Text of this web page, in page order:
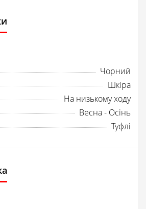
Чорний
Шкіра
На низькому ходу
Весна - Осінь
Туфлі